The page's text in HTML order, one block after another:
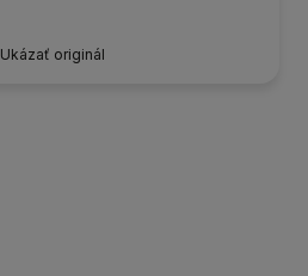
Ukázať originál